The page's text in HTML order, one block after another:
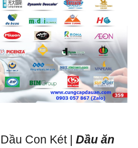
Con Két |Dầu ăn